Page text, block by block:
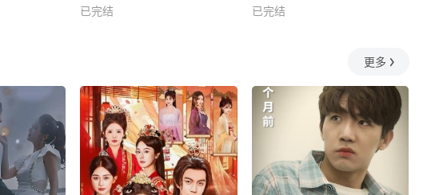
已完结
已完结
更多